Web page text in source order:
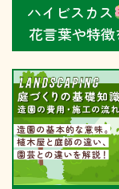
ハイビスカス
花言葉や特